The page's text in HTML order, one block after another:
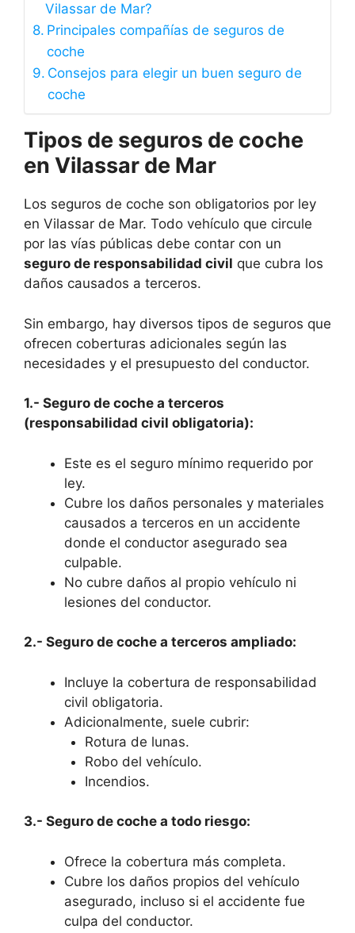
Vilassar de Mar?
Principales compañías de seguros de
coche
Consejos para elegir un buen seguro de
coche
Tipos de seguros de coche
en Vilassar de Mar
Los seguros de coche son obligatorios por ley
en Vilassar de Mar. Todo vehículo que circule
por las vías públicas debe contar con un
seguro de responsabilidad civil que cubra los
daños causados a terceros.
Sin embargo, hay diversos tipos de seguros que
ofrecen coberturas adicionales según las
necesidades y el presupuesto del conductor.
1.- Seguro de coche a terceros
(responsabilidad civil obligatoria):
Este es el seguro mínimo requerido por
ley.
Cubre los daños personales y materiales
causados a terceros en un accidente
donde el conductor asegurado sea
culpable.
No cubre daños al propio vehículo ni
lesiones del conductor.
2.- Seguro de coche a terceros ampliado:
Incluye la cobertura de responsabilidad
civil obligatoria.
Adicionalmente, suele cubrir:
Rotura de lunas.
Robo del vehículo.
Incendios.
3.- Seguro de coche a todo riesgo:
Ofrece la cobertura más completa.
Cubre los daños propios del vehículo
asegurado, incluso si el accidente fue
culpa del conductor.